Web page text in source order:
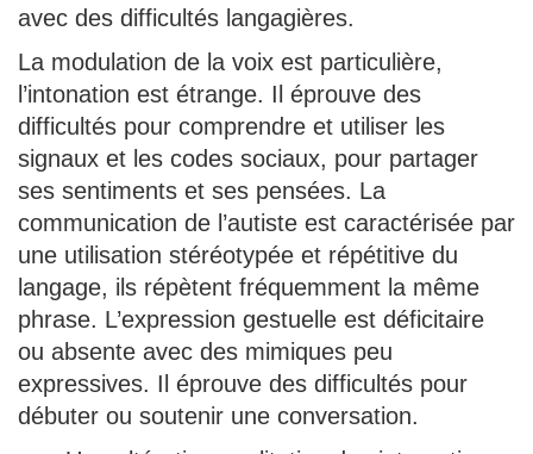
avec des difficultés langagières.
La modulation de la voix est particulière,
l’intonation est étrange. Il éprouve des
difficultés pour comprendre et utiliser les
signaux et les codes sociaux, pour partager
ses sentiments et ses pensées. La
communication de l’autiste est caractérisée par
une utilisation stéréotypée et répétitive du
langage, ils répètent fréquemment la même
phrase. L’expression gestuelle est déficitaire
ou absente avec des mimiques peu
expressives. Il éprouve des difficultés pour
débuter ou soutenir une conversation.